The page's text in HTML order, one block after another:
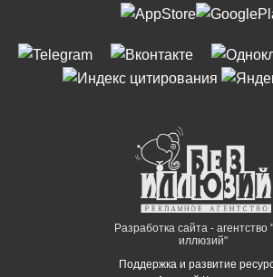
Разработка сайта - агентство
иллюзий"
Поддержка и развитие